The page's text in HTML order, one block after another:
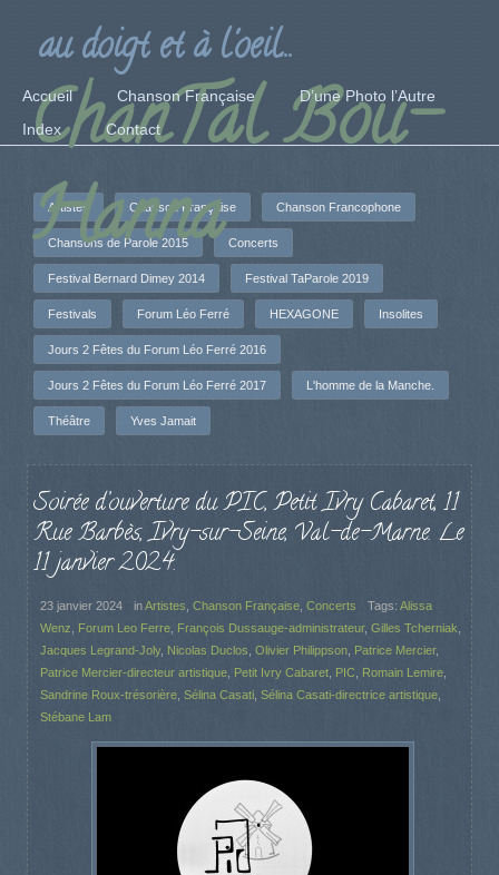
ChanTal Bou-
Hanna
au doigt et à l'oeil...
Accueil Chanson Française
D’une Photo l’Autre
Index
Contact
Artistes Chanson Française Chanson Francophone
Chansons de Parole 2015 Concerts
Festival Bernard Dimey 2014 Festival TaParole 2019
Festivals Forum Léo Ferré HEXAGONE Insolites
Jours 2 Fêtes du Forum Léo Ferré 2016
Jours 2 Fêtes du Forum Léo Ferré 2017 L'homme de la Manche.
Théâtre Yves Jamait
Soirée d’ouverture du PIC, Petit Ivry Cabaret, 11
Rue Barbès, Ivry-sur-Seine, Val-de-Marne. Le
11 janvier 2024.
23 janvier 2024 inArtistes Chanson Française Concerts Tags: Alissa
Wenz
Forum Leo Ferre François Dussauge-administrateur, Gilles Tcherniak
Jacques Legrand-Joly, Nicolas Duclos Olivier Philippson Patrice Mercier,
Patrice Mercier-directeur artistique Petit Ivry Cabaret PIC Romain Lemire
Sandrine Roux-trésorière Sélina Casati Sélina Casati-directrice artistique
Stébane Lam